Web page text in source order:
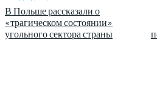
В Польше рассказали о
«трагическом состоянии»
угольного сектора страны